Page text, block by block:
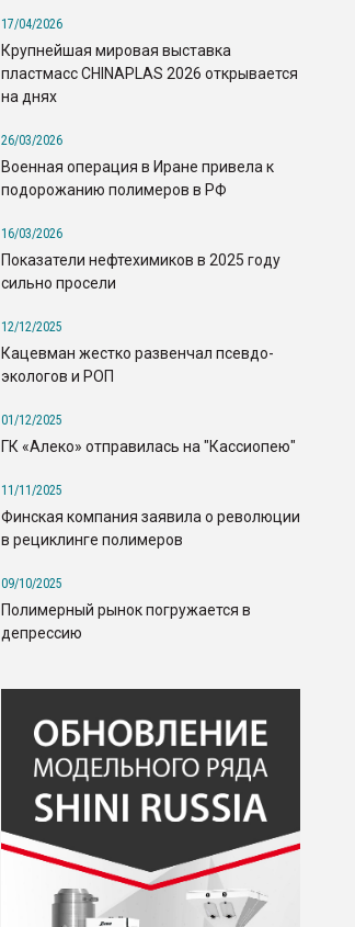
17/04/2026
Крупнейшая мировая выставка
пластмасс CHINAPLAS 2026 открывается
на днях
26/03/2026
Военная операция в Иране привела к
подорожанию полимеров в РФ
16/03/2026
Показатели нефтехимиков в 2025 году
сильно просели
12/12/2025
Кацевман жестко развенчал псевдо-
экологов и РОП
01/12/2025
ГК «Алеко» отправилась на "Кассиопею"
11/11/2025
Финская компания заявила о революции
в рециклинге полимеров
09/10/2025
Полимерный рынок погружается в
депрессию